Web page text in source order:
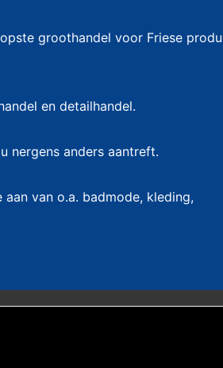
groothandel voor Friese
en detailhandel.
nergens anders aantreft.
van o.a. badmode, kleding,